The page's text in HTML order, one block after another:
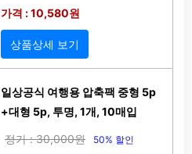
가격 : 10,580원
상품상세 보기
일상공식 여행용 압축팩 중형 5p
+대형 5p, 투명, 1개, 10매입
정가 : 30,000원 50% 할인